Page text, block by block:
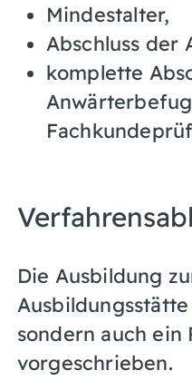
Mindestalter,
Abschluss der
komplette
Die Ausbildung
sondern auch ein
vorgeschrieben.